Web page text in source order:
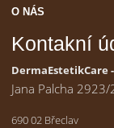
O NÁS
Kontakní
DermaEstetikCare
Jana Palcha
690 02 Břeclav